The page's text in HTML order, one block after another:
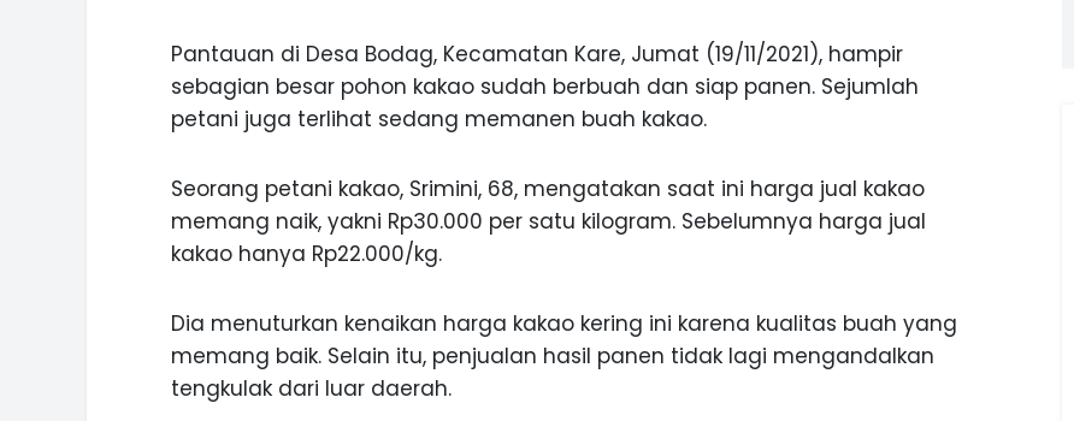
Pantauan di Desa Bodag, Kecamatan Kare, Jumat (19/11/2021), hampir
sebagian besar pohon kakao sudah berbuah dan siap panen. Sejumlah
petani juga terlihat sedang memanen buah kakao.
Seorang petani kakao, Srimini, 68, mengatakan saat ini harga jual kakao
memang naik, yakni Rp30.000 per satu kilogram. Sebelumnya harga jual
kakao hanya Rp22.000/kg.
Dia menuturkan kenaikan harga kakao kering ini karena kualitas buah yang
memang baik. Selain itu, penjualan hasil panen tidak lagi mengandalkan
tengkulak dari luar daerah.